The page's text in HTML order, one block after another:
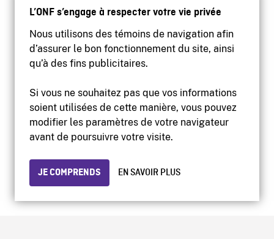
L’ONF s’engage à respecter votre vie privée
Nous utilisons des témoins de navigation afin
d’assurer le bon fonctionnement du site, ainsi
qu’à des fins publicitaires.
Si vous ne souhaitez pas que vos informations
soient utilisées de cette manière, vous pouvez
modifier les paramètres de votre navigateur
avant de poursuivre votre visite.
JE COMPRENDS EN SAVOIR PLUS
Accessibilité
Site institutionnel
Protection des renseignements personnels
© 2026 Office national du film du Canada